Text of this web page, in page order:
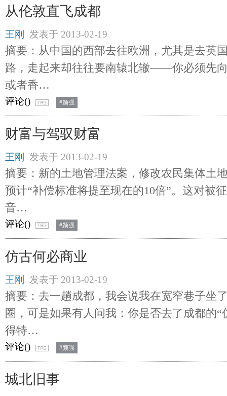
从伦敦直飞成都
王刚 发表于 2013-02-19
摘要：从中国的西部去往欧洲，尤其是去英
路，走起来却往往要南辕北辙——你必须先
或者香…
评论() #颜强
财富与驾驭财富
王刚 发表于 2013-02-19
摘要：新的土地管理法案，修改农民集体土
预计“补偿标准将提至现在的10倍”。这对被
音…
评论() #颜强
仿古何必商业
王刚 发表于 2013-02-19
摘要：去一趟成都，我会说我在宽窄巷子坐
圈，可是如果有人问我：你是否去了成都的“
得特…
评论() #颜强
城北旧事